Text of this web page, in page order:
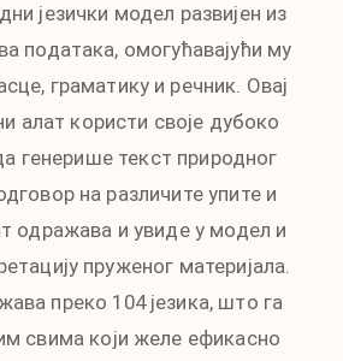
језички модел развијен из
података, омогућавајући му
граматику и речник. Овај
алат користи своје дубоко
генерише текст природног
на различите упите и
одражава и увиде у модел и
пруженог материјала.
преко 104 језика, што га
свима који желе ефикасно